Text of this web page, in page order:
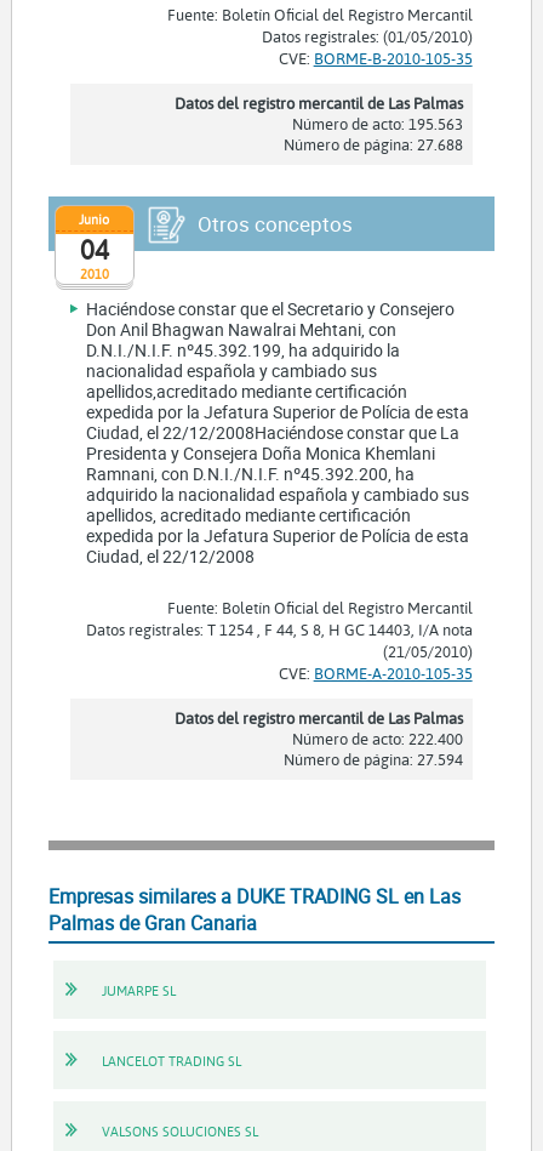
Fuente: Boletín Oficial del Registro Mercantil
Datos registrales: (01/05/2010)
CVE: BORME-B-2010-105-35
Datos del registro mercantil de Las Palmas
Número de acto: 195.563
Número de página: 27.688
2010
Junio
04
Otros conceptos
Haciéndose constar que el Secretario y Consejero
Don Anil Bhagwan Nawalrai Mehtani, con
D.N.I./N.I.F. nº45.392.199, ha adquirido la
nacionalidad española y cambiado sus
apellidos,acreditado mediante certificación
expedida por la Jefatura Superior de Polícia de esta
Ciudad, el 22/12/2008Haciéndose constar que La
Presidenta y Consejera Doña Monica Khemlani
Ramnani, con D.N.I./N.I.F. nº45.392.200, ha
adquirido la nacionalidad española y cambiado sus
apellidos, acreditado mediante certificación
expedida por la Jefatura Superior de Polícia de esta
Ciudad, el 22/12/2008
Fuente: Boletín Oficial del Registro Mercantil
Datos registrales: T 1254 , F 44, S 8, H GC 14403, I/A nota
(21/05/2010)
CVE: BORME-A-2010-105-35
Datos del registro mercantil de Las Palmas
Número de acto: 222.400
Número de página: 27.594
Empresas similares a DUKE TRADING SL en Las
Palmas de Gran Canaria
JUMARPE SL
LANCELOT TRADING SL
VALSONS SOLUCIONES SL